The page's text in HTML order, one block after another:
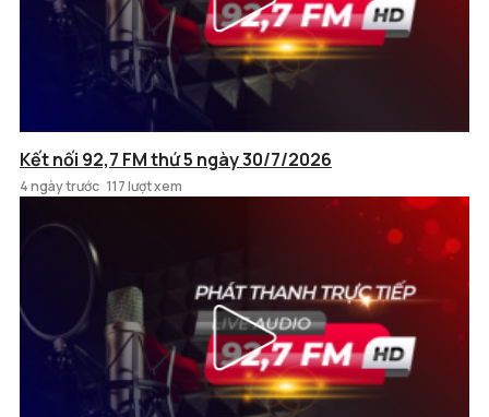
Kết nối 92,7 FM thứ 5 ngày 30/7/2026
4 ngày trước 117 lượt xem